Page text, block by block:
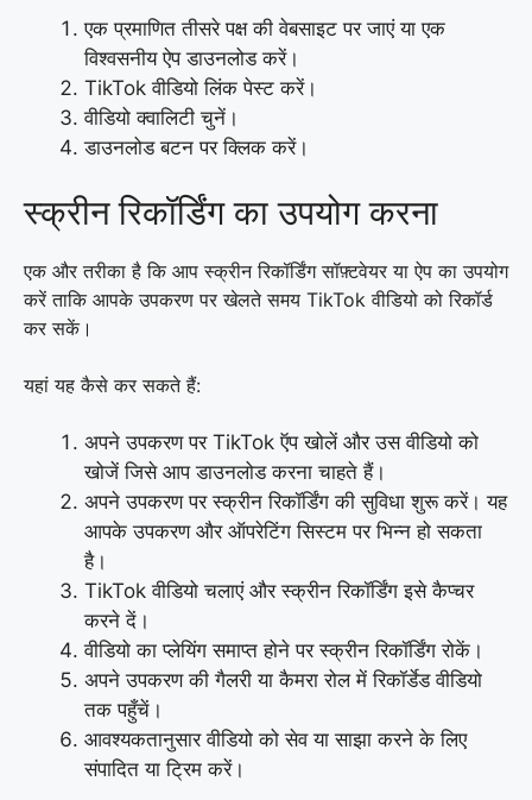
एक प्रमाणित तीसरे पक्ष की वेबसाइट पर जाएं या एक
विश्वसनीय ऐप डाउनलोड करें।
TikTok वीडियो लिंक पेस्ट करें।
वीडियो क्वालिटी चुनें।
डाउनलोड बटन पर क्लिक करें।
स्क्रीन रिकॉर्डिंग का उपयोग करना
एक और तरीका है कि आप स्क्रीन रिकॉर्डिंग सॉफ़्टवेयर या ऐप का उपयोग
करें ताकि आपके उपकरण पर खेलते समय TikTok वीडियो को रिकॉर्ड
कर सकें।
यहां यह कैसे कर सकते हैं:
अपने उपकरण पर TikTok ऍप खोलें और उस वीडियो को
खोजें जिसे आप डाउनलोड करना चाहते हैं।
अपने उपकरण पर स्क्रीन रिकॉर्डिंग की सुविधा शुरू करें। यह
आपके उपकरण और ऑपरेटिंग सिस्टम पर भिन्न हो सकता
है।
TikTok वीडियो चलाएं और स्क्रीन रिकॉर्डिंग इसे कैप्चर
करने दें।
वीडियो का प्लेयिंग समाप्त होने पर स्क्रीन रिकॉर्डिंग रोकें।
अपने उपकरण की गैलरी या कैमरा रोल में रिकॉर्डेड वीडियो
तक पहुँचें।
आवश्यकतानुसार वीडियो को सेव या साझा करने के लिए
संपादित या ट्रिम करें।